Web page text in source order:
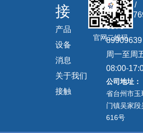
接
产品
设备
消息
关于我们
接触
信同号) /
0576-
89909639
周一至周
08:00-
公司地址：
省台州市玉
门镇吴家段
616号
官网二维码